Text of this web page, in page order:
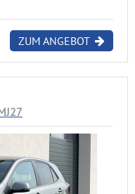
ZUM ANGEBOT